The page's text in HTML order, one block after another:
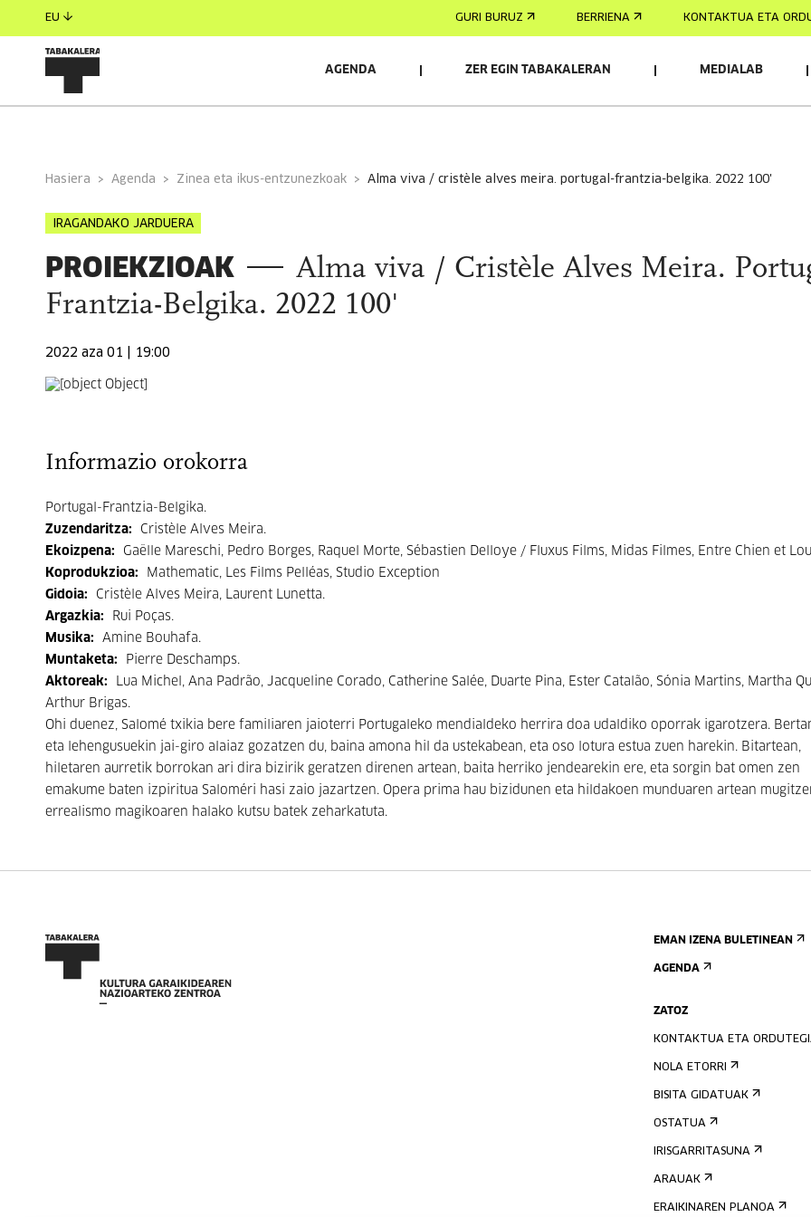
EU GURI BURUZ BERRIENA KONTAKTUA ETA
AGENDA ZER EGIN TABAKALERAN MEDIALAB
Hasiera Agenda Zinea eta ikus-entzunezkoak alma viva / cristèle alves meira. portugal-frantzia-belgika. 2022 100'
IRAGANDAKO JARDUERA
PROIEKZIOAK
Alma viva / Cristèle Alves Meira.
Frantzia-Belgika. 2022 100'
2022 aza 01 | 19:00
Informazio orokorra
Portugal-Frantzia-Belgika.
Zuzendaritza:
Cristèle Alves Meira.
Ekoizpena:
Gaëlle Mareschi, Pedro Borges, Raquel Morte, Sébastien Delloye / Fluxus Films, Midas Filmes, Entre Chien et
Koprodukzioa:
Mathematic, Les Films Pelléas, Studio Exception
Gidoia:
Cristèle Alves Meira, Laurent Lunetta.
Argazkia:
Rui Poças.
Musika:
Amine Bouhafa.
Muntaketa:
Pierre Deschamps.
Aktoreak:
Lua Michel, Ana Padrão, Jacqueline Corado, Catherine Salée, Duarte Pina, Ester Catalão, Sónia Martins, Martha
Arthur Brigas.
Ohi duenez, Salomé txikia bere familiaren jaioterri Portugaleko mendialdeko herrira doa udaldiko oporrak igarotzera.
eta lehengusuekin jai-giro alaiaz gozatzen du, baina amona hil da ustekabean, eta oso lotura estua zuen harekin. Bitartean,
hiletaren aurretik borrokan ari dira bizirik geratzen direnen artean, baita herriko jendearekin ere, eta sorgin bat omen zen
emakume baten izpiritua Saloméri hasi zaio jazartzen. Opera prima hau bizidunen eta hildakoen munduaren artean
errealismo magikoaren halako kutsu batek zeharkatuta.
EMAN IZENA BULETINEAN
AGENDA
ZATOZ
KONTAKTUA ETA
NOLA ETORRI
BISITA GIDATUAK
OSTATUA
IRISGARRITASUNA
ARAUAK
ERAIKINAREN PLANOA